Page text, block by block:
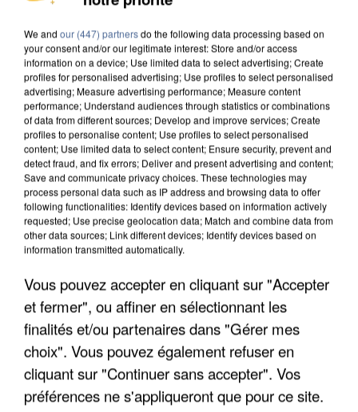
MAFIA INTERPELLÉ EN ALGÉRIE
UN SECOND CADRE DE LA DZ MAFIA
INTERPELLÉ EN ALGÉRIE
We and our (447) partnersdo the following data processing based on
your consent and/or our legitimate interest: Store and/or access
information on a device; Use limited data to select advertising; Create
profiles for personalised advertising; Use profiles to select personalised
advertising; Measure advertising performance; Measure content
performance; Understand audiences through statistics or combinations
of data from different sources; Develop and improve services; Create
profiles to personalise content; Use profiles to select personalised
content; Use limited data to select content; Ensure security, prevent and
detect fraud, and fix errors; Deliver and present advertising and content;
Save and communicate privacy choices. These technologies may
process personal data such as IP address and browsing data to offer
following functionalities: Identify devices based on information actively
requested; Use precise geolocation data; Match and combine data from
other data sources; Link different devices; Identify devices based on
information transmitted automatically.
Vous pouvez accepter en cliquant sur "Accepter
et fermer", ou affiner en sélectionnant les
finalités et/ou partenaires dans "Gérer mes
choix". Vous pouvez également refuser en
cliquant sur "Continuer sans accepter". Vos
préférences ne s'appliqueront que pour ce site.